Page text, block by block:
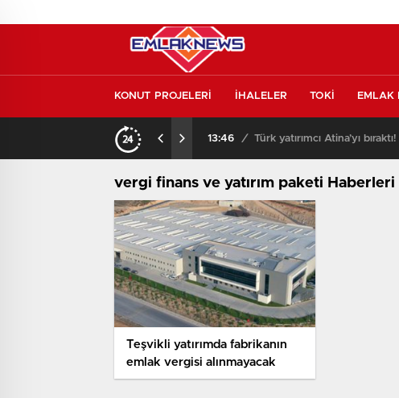
KONUT PROJELERİ İHALELER TOKİ EMLAK
13:46 / Türk yatırımcı Atina’yı
vergi finans ve yatırım paketi Haberleri
Teşvikli yatırımda fabrikanın
emlak vergisi alınmayacak